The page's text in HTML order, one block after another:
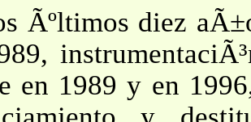
Ãºltimos diez
en 1989 y en